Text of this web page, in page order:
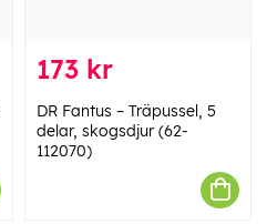
173 kr
DR Fantus – Träpussel, 5
delar, skogsdjur (62-
112070)